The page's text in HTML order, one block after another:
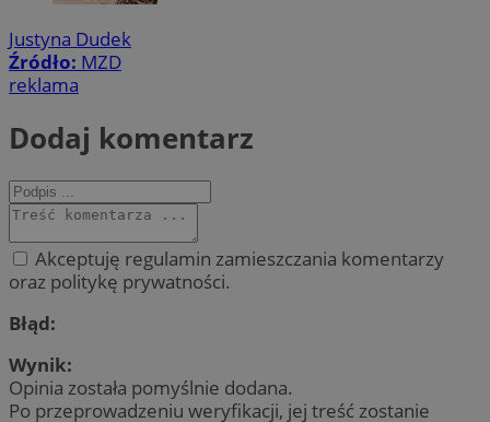
Justyna Dudek
Źródło: MZD
reklama
Dodaj komentarz
Akceptuję regulamin zamieszczania komentarzy
oraz politykę prywatności.
Błąd:
Wynik:
Opinia została pomyślnie dodana.
Po przeprowadzeniu weryfikacji, jej treść zostanie